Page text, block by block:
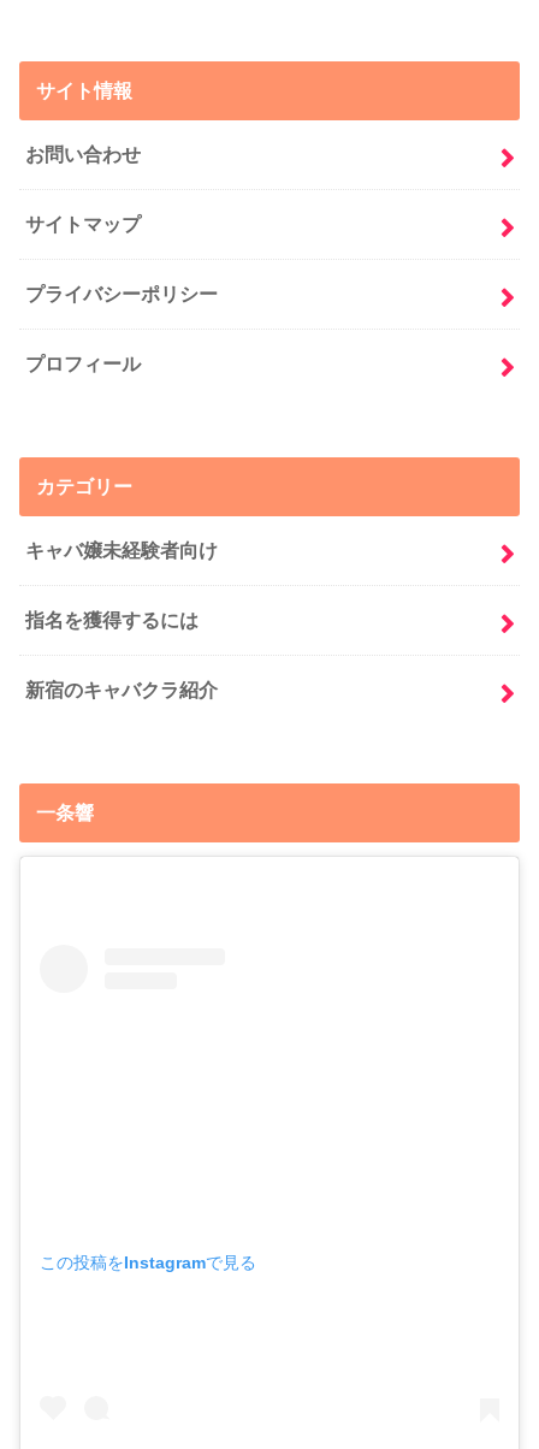
サイト情報
お問い合わせ
サイトマップ
プライバシーポリシー
プロフィール
カテゴリー
キャバ嬢未経験者向け
指名を獲得するには
新宿のキャバクラ紹介
一条響
この投稿をInstagramで見る